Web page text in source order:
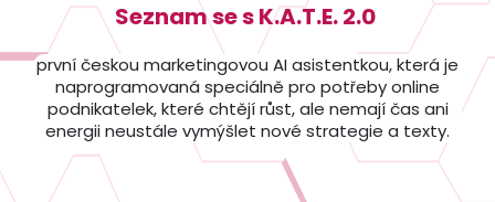
Seznam se s K.A.T.E. 2.0
první českou marketingovou AI asistentkou, která je
naprogramovaná speciálně pro potřeby online
podnikatelek, které chtějí růst, ale nemají čas ani
energii neustále vymýšlet nové strategie a texty.